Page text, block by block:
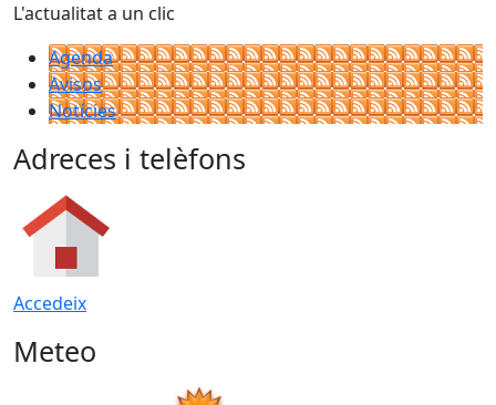
L'actualitat a un clic
Agenda
Avisos
Notícies
Adreces i telèfons
Accedeix
Meteo